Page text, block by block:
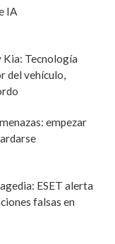
IA
Kia: Tecnología
del vehículo,
empezar
ESET alerta
falsas en